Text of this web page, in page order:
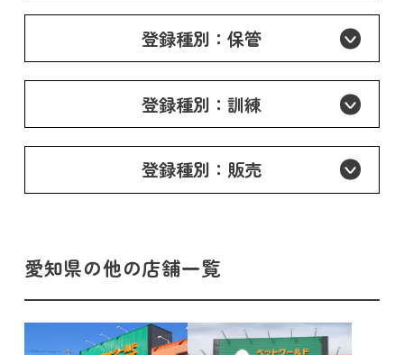
登録種別：保管
登録種別：訓練
登録種別：販売
愛知県の他の店舗一覧